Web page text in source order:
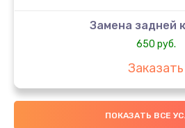
Замена задней
650 руб.
Заказать
Замена
4000 руб.
ПОКАЗАТЬ ВСЕ